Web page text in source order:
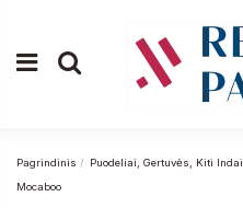
Pagrindinis Puodeliai, Gertuvės, Kiti Indai
Mocaboo